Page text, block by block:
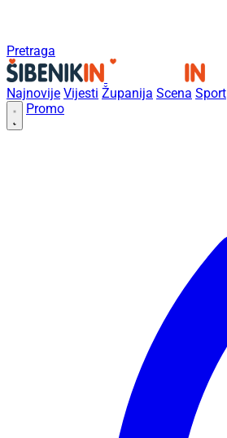
Pretraga
Najnovije Vijesti Županija Scena Sport
Promo